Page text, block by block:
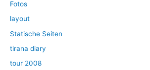
Fotos
layout
Statische Seiten
tirana diary
tour 2008